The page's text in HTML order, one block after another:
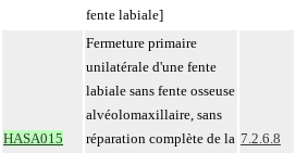
fente labiale]
HASA015
Fermeture primaire
unilatérale d'une fente
labiale sans fente osseuse
alvéolomaxillaire, sans
réparation complète de la 7.2.6.8